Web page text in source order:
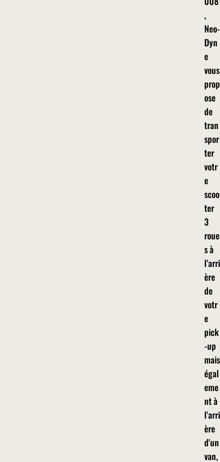
,
Neo-
Dyn
e
vous
prop
ose
de
tran
spor
ter
votr
e
scoo
ter
3
roue
s à
l'arri
ère
de
votr
e
pick
-up
mais
égal
eme
nt à
l'arri
ère
d'un
van,